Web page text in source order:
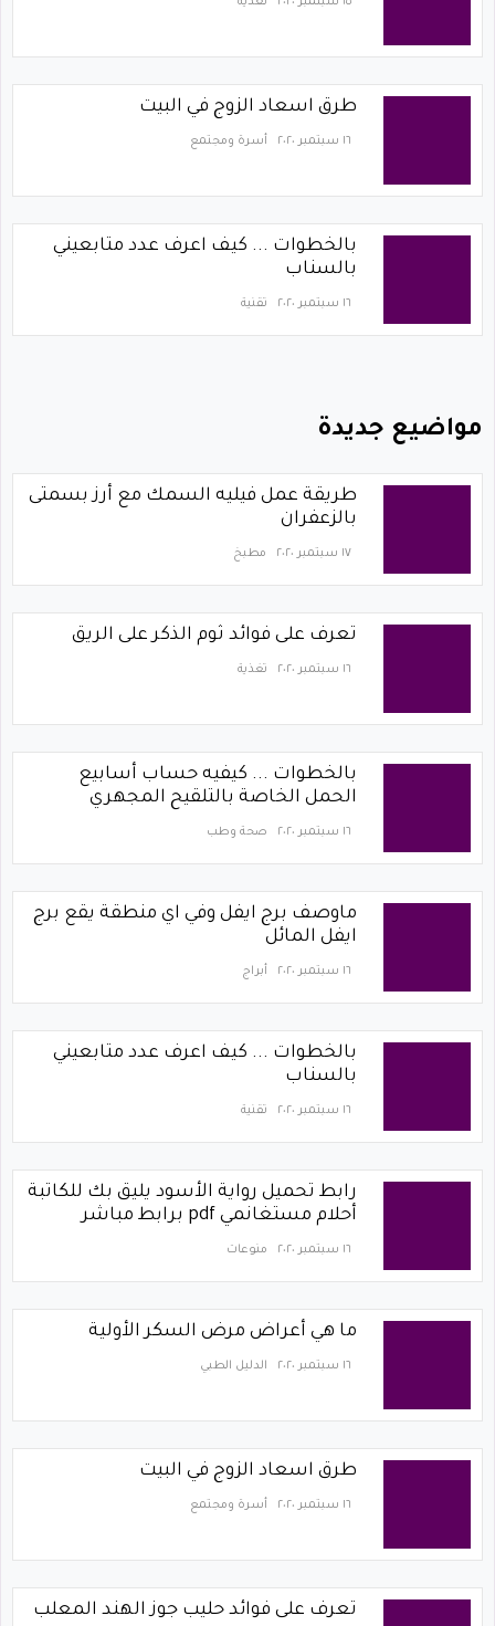
طرق اسعاد الزوج في البيت
١٦ سبتمبر ٢٠٢٠ أسرة ومجتمع
بالخطوات ... كيف اعرف عدد متابعيني
بالسناب
١٦ سبتمبر ٢٠٢٠ تقنية
مواضيع جديدة
طريقة عمل فيليه السمك مع أرز بسمتى
بالزعفران
١٧ سبتمبر ٢٠٢٠ مطبخ
تعرف على فوائد ثوم الذكر على الريق
١٦ سبتمبر ٢٠٢٠ تغذية
بالخطوات ... كيفيه حساب أسابيع
الحمل الخاصة بالتلقيح المجهري
١٦ سبتمبر ٢٠٢٠ صحة وطب
ماوصف برج ايفل وفي اي منطقة يقع برج
ايفل المائل
١٦ سبتمبر ٢٠٢٠ أبراج
بالخطوات ... كيف اعرف عدد متابعيني
بالسناب
١٦ سبتمبر ٢٠٢٠ تقنية
رابط تحميل رواية الأسود يليق بك للكاتبة
أحلام مستغانمي pdf برابط مباشر
١٦ سبتمبر ٢٠٢٠ منوعات
ما هي أعراض مرض السكر الأولية
١٦ سبتمبر ٢٠٢٠ الدليل الطبي
طرق اسعاد الزوج في البيت
١٦ سبتمبر ٢٠٢٠ أسرة ومجتمع
تعرف على فوائد حليب جوز الهند المعلب